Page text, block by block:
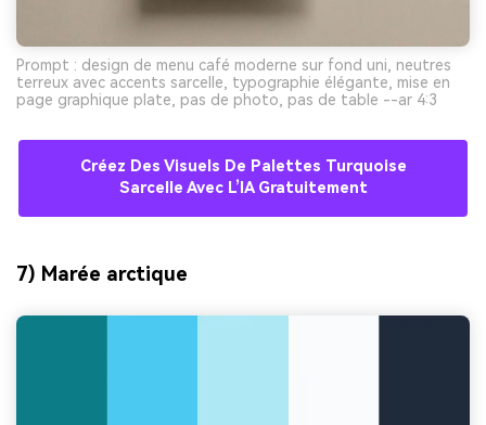
Prompt : design de menu café moderne sur fond uni, neutres
terreux avec accents sarcelle, typographie élégante, mise en
page graphique plate, pas de photo, pas de table --ar 4:3
Créez Des Visuels De Palettes Turquoise
Sarcelle Avec L’IA Gratuitement
7) Marée arctique